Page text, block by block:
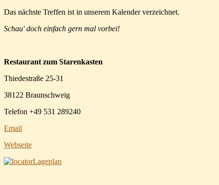
Das nächste Treffen ist in unserem Kalender verzeichnet.
Schau' doch einfach gern mal vorbei!
Restaurant zum Starenkasten
Thiedestraße 25-31
38122 Braunschweig
Telefon +49 531 289240
Email
Webseite
Lageplan